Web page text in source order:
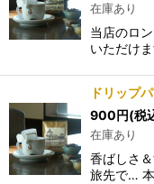
在庫あり
当店のロ
いただけ
ドリップ
900円(税
在庫あり
香ばしさ
旅先で…